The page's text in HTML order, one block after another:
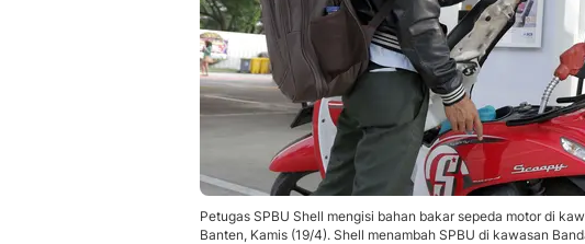
Petugas SPBU Shell mengisi bahan bakar sepeda motor di
Banten, Kamis (19/4). Shell menambah SPBU di kawasan